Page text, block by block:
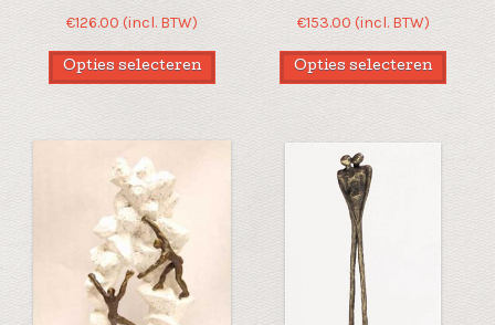
€126.00 (incl. BTW)
Opties selecteren
€153.00 (incl. BTW)
Opties selecteren